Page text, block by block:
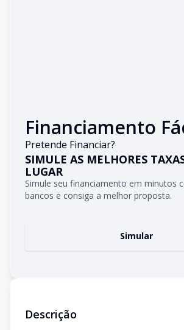
Financiamento
Pretende Financiar?
SIMULE AS MELHORES
LUGAR
Simule seu financiamento em minutos
bancos e consiga a melhor proposta.
Simular
Descrição